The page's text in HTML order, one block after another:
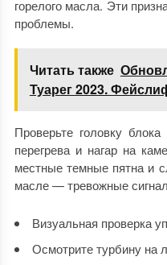
горелого масла. Эти
проблемы.
Читать также
Туарег 2023.
Проверьте головку
перегрева и нагар на
местные темные пятна и
масле — тревожные
Визуальная проверка
Осмотрите турбину на